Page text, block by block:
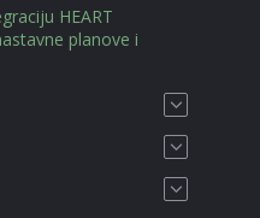
HEART
planove i